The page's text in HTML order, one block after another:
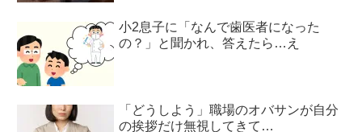
小2息子に「なんで歯医者になった
の？」と聞かれ、答えたら…え
「どうしよう」職場のオバサンが自分
の挨拶だけ無視してきて…